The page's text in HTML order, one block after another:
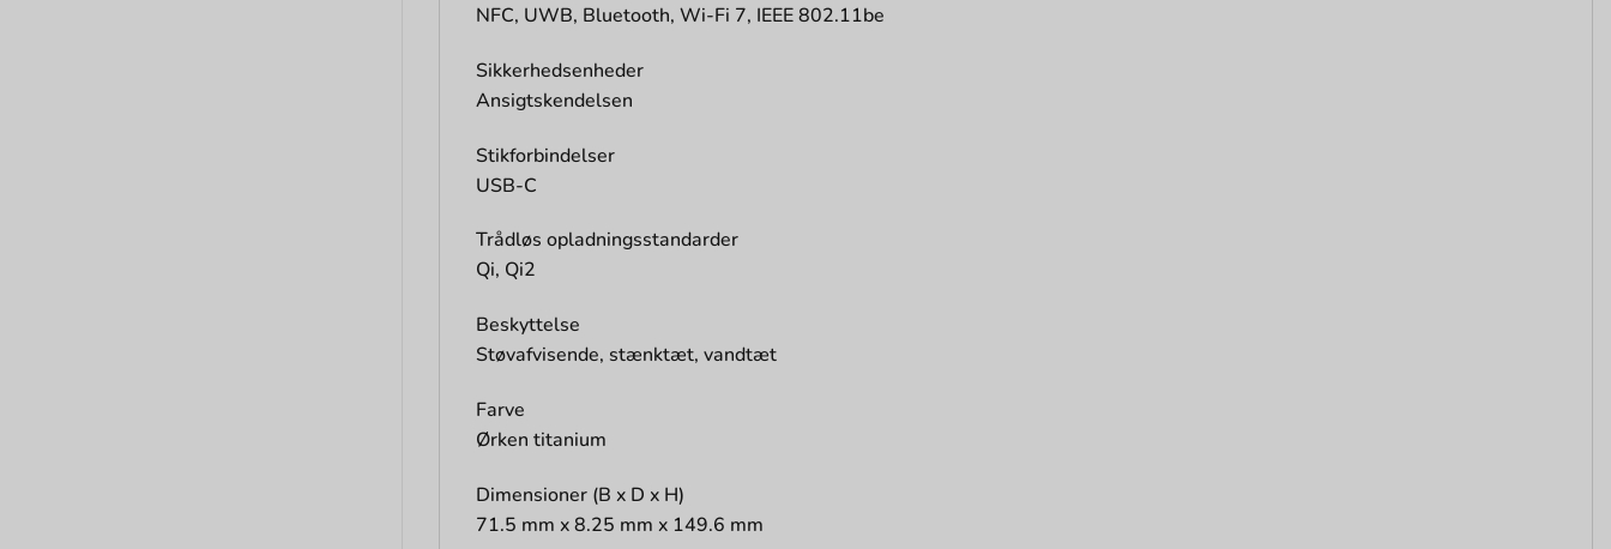
NFC, UWB, Bluetooth, Wi-Fi 7, IEEE 802.11be
Sikkerhedsenheder
Ansigtskendelsen
Stikforbindelser
USB-C
Trådløs opladningsstandarder
Qi, Qi2
Beskyttelse
Støvafvisende, stænktæt, vandtæt
Farve
Ørken titanium
Dimensioner (B x D x H)
71.5 mm x 8.25 mm x 149.6 mm